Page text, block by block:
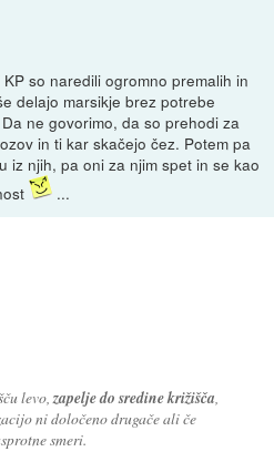
so naredili ogromno premalih in
delajo marsikje brez potrebe
ne govorimo, da so prehodi za
in ti kar skačejo čez. Potem pa
iz njih, pa oni za njim spet in se kao
...
levo, zapelje do sredine križišča
ni določeno drugače ali če
smeri.